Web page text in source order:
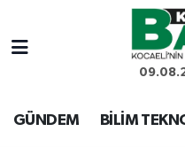
GÜNDEM BİLİM
Kocaeli Nöbetçi
Kocaeli Hava